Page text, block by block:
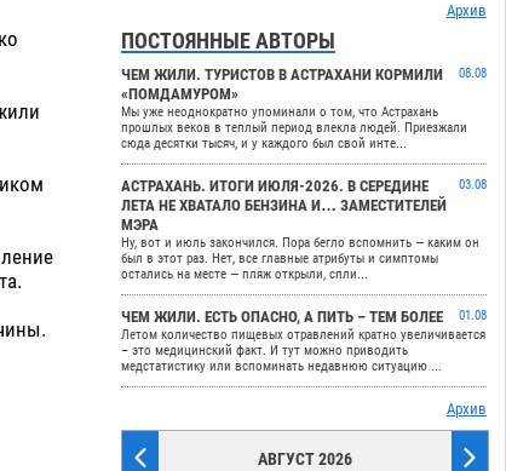
Архив
ПОСТОЯННЫЕ АВТОРЫ
ЧЕМ ЖИЛИ. ТУРИСТОВ В АСТРАХАНИ КОРМИЛИ
«ПОМДАМУРОМ»
08.08
Мы уже неоднократно упоминали о том, что Астрахань
прошлых веков в теплый период влекла людей. Приезжали
сюда десятки тысяч, и у каждого был свой инте...
АСТРАХАНЬ. ИТОГИ ИЮЛЯ-2026. В СЕРЕДИНЕ
ЛЕТА НЕ ХВАТАЛО БЕНЗИНА И… ЗАМЕСТИТЕЛЕЙ
МЭРА
03.08
Ну, вот и июль закончился. Пора бегло вспомнить — каким он
был в этот раз. Нет, все главные атрибуты и симптомы
остались на месте — пляж открыли, спли...
ЧЕМ ЖИЛИ. ЕСТЬ ОПАСНО, А ПИТЬ – ТЕМ БОЛЕЕ
01.08
Летом количество пищевых отравлений кратно увеличивается
– это медицинский факт. И тут можно приводить
медстатистику или вспоминать недавнюю ситуацию ...
Архив
АВГУСТ 2026